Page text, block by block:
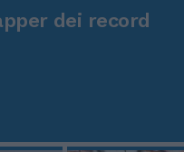
dei record